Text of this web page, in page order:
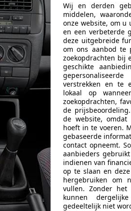
Wij en derden
middelen,
onze website, om u
en een verbeterde
deze uitgebreide
om ons aanbod te
zoekopdrachten bij
geschikte
verstrekken en te
lokaal op
zoekopdrachten,
de
de website,
hoeft in te voeren.
gebaseerde
contact opneemt.
aanbieders
indienen van
op te slaan en
hergebruiken om
vullen. Zonder het
kunnen
gedeeltelijk niet